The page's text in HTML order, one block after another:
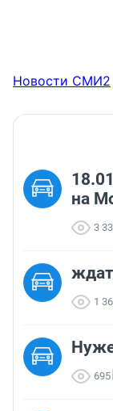
Новости СМИ2
на
3
1
695